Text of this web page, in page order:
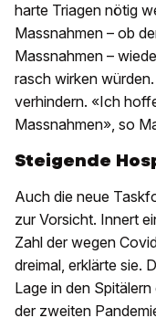
harte Triagen nötig
Massnahmen – ob
Massnahmen –
rasch wirken
verhindern. «Ich
Massnahmen», so
Steigende
Auch die neue
zur Vorsicht. Innert
Zahl der wegen
dreimal, erklärte sie.
Lage in den
der zweiten